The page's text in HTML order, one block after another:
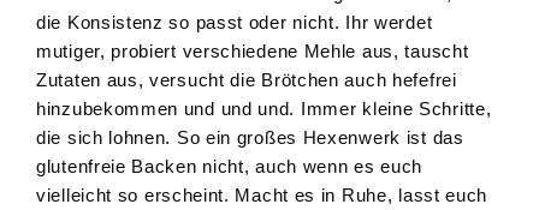
die Konsistenz so passt oder nicht. Ihr werdet
mutiger, probiert verschiedene Mehle aus, tauscht
Zutaten aus, versucht die Brötchen auch hefefrei
hinzubekommen und und und. Immer kleine Schritte,
die sich lohnen. So ein großes Hexenwerk ist das
glutenfreie Backen nicht, auch wenn es euch
vielleicht so erscheint. Macht es in Ruhe, lasst euch